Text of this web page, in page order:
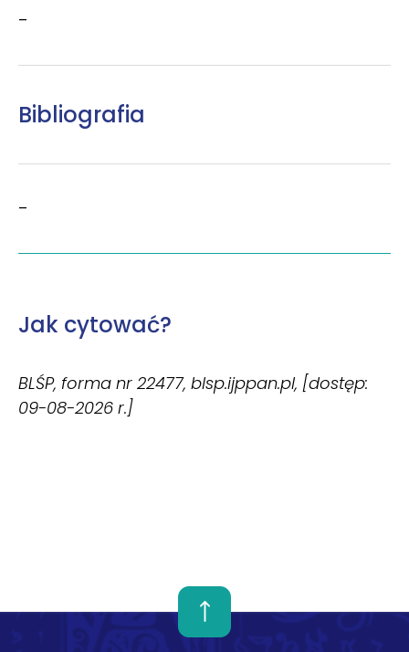
–
Bibliografia
–
Jak cytować?
BLŚP, forma nr 22477, blsp.ijppan.pl, [dostęp:
09-08-2026 r.]